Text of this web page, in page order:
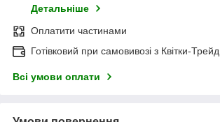
Детальніше
Оплатити частинами
Готівковий при самовивозі з Квітки-Трейд
Всі умови оплати